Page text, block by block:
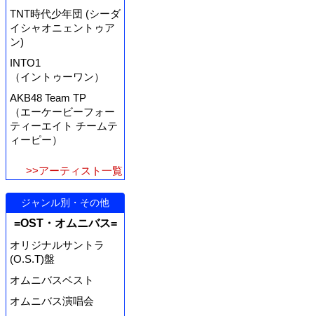
TNT時代少年団 (シーダ
イシャオニェントゥア
ン)
INTO1
（イントゥーワン）
AKB48 Team TP
（エーケービーフォー
ティーエイト チームテ
ィーピー）
>>アーティスト一覧
ジャンル別・その他
=OST・オムニバス=
オリジナルサントラ
(O.S.T)盤
オムニバスベスト
オムニバス演唱会